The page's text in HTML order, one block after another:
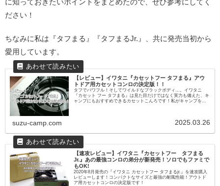
ださい！
ちなみに私は『タフまる』『タフまるJr.』、共に発売当初から
愛用しています。
【レビュー】イワタニ『カセットフー タフまる』アウ
トドア用カセットコンロの決定版！！
タフでパワフル！そしてワイルドなブラックボディ…。イワタニ
『カセット フー タフまる』は見た目だけではなく実力も備えた、キ
ャンプにもおすすめできるカセットこんろです！私がキャンプを始
suzu-camp.com 2025.03.26
【速攻レビュー】イワタニ『カセットフー タフまる
Jr.』あの最強コンロの弟分が新発売！ソロでもファミで
もOK!
2020年8月発売の『イワタニ カセットフー タフまるjr.』を速攻購入
レビューします！コンパクトなサイズと最強の耐風性能！アウトド
ア用カセットコンロの決定版です！